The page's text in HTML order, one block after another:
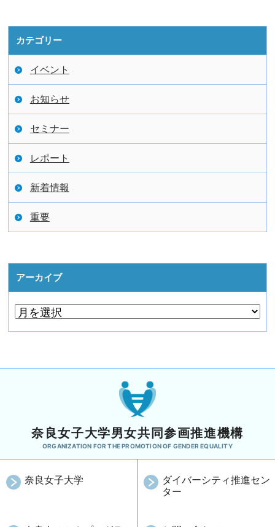
カテゴリー
イベント
お知らせ
セミナー
レポート
新着情報
重要
アーカイブ
奈良女子大学男女共同参画推進機構
ORGANIZATION FOR THE PROMOTION OF GENDER EQUALITY
奈良女子大学
ダイバーシティ推進セン
ター